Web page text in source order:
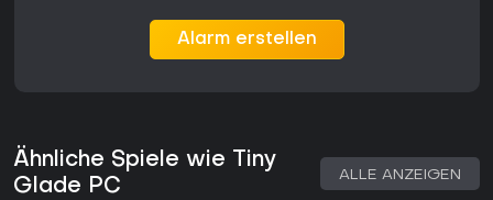
Alarm erstellen
Ähnliche Spiele wie Tiny
Glade PC
ALLE ANZEIGEN